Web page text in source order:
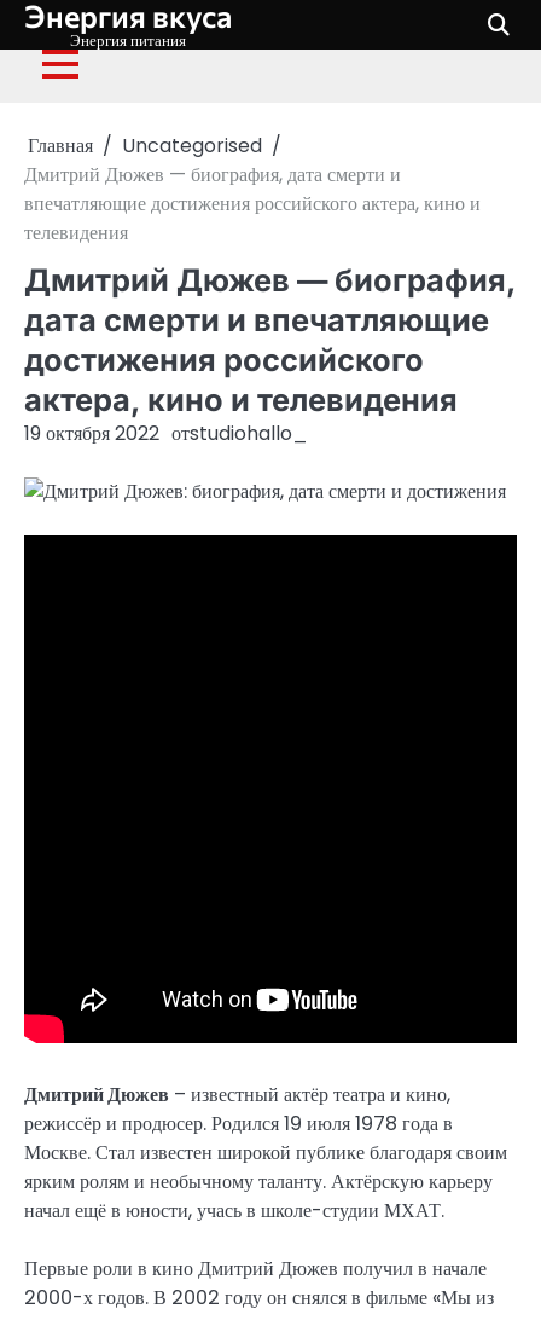
Перейти
содержимому
Энергия вкуса
Энергия питания
Главная
Uncategorised
Дмитрий Дюжев — биография, дата смерти и
впечатляющие достижения российского актера, кино и
телевидения
Дмитрий Дюжев — биография,
дата смерти и впечатляющие
достижения российского
актера, кино и телевидения
19 октября 2022 отstudiohallo_
Дмитрий Дюжев – известный актёр театра и кино,
режиссёр и продюсер. Родился 19 июля 1978 года в
Москве. Стал известен широкой публике благодаря своим
ярким ролям и необычному таланту. Актёрскую карьеру
начал ещё в юности, учась в школе-студии МХАТ.
Первые роли в кино Дмитрий Дюжев получил в начале
2000-х годов. В 2002 году он снялся в фильме «Мы из